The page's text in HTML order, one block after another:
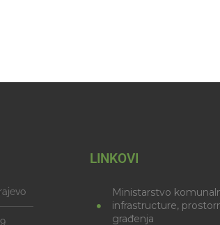
LINKOVI
Ministarstvo
infrastructure,
građenja